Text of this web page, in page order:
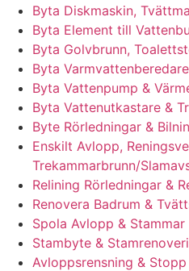
Byta Diskmaskin,
Byta Element till
Byta Golvbrunn,
Byta Varmvattenberedare
Byta Vattenpump &
Byta Vattenutkastare &
Byte Rörledningar &
Enskilt Avlopp,
Trekammarbrunn/
Relining Rörledningar &
Renovera Badrum &
Spola Avlopp &
Stambyte &
Avloppsrensning &